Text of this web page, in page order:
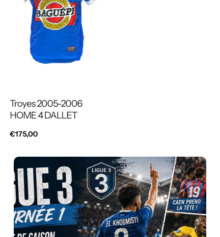
Troyes 2005-2006
HOME 4 DALLET
Prix
habituel
€175,00